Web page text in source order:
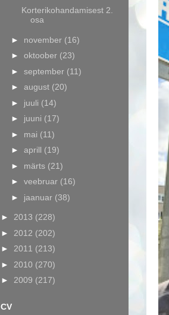
Korterikohandamisest 2.
osa
► november (16)
► oktoober (23)
► september (11)
► august (20)
► juuli (14)
► juuni (17)
► mai (11)
► aprill (19)
► märts (21)
► veebruar (16)
► jaanuar (38)
► 2013 (228)
► 2012 (202)
► 2011 (213)
► 2010 (270)
► 2009 (217)
CV